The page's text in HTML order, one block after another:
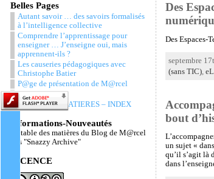
Belles Pages
Autant savoir … des savoirs formalisés
à l’intelligence collective
Comprendre l’apprentissage pour
enseigner … J’enseigne oui, mais
apprennent-ils ?
Les causeries pédagogiques avec
Christophe Batier
P@ge de présentation de M@rcel
Snazzy Archive
TABLE DES MATIERES – INDEX
Informations-Nouveautés
La table des matières du Blog de M@rcel
Les "Snazzy Archive"
LICENCE
Des
Des Espaces-
septembre
(sans TIC),
bout
un sujet «
qu’il s’agit là
dans